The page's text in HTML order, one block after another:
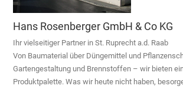
Hans Rosenberger GmbH & Co KG
Ihr vielseitiger Partner in St. Ruprecht a.d. Raab
Von Baumaterial über Düngemittel und
Gartengestaltung und Brennstoffen – wir bieten
Produktpalette. Was wir heute nicht haben,